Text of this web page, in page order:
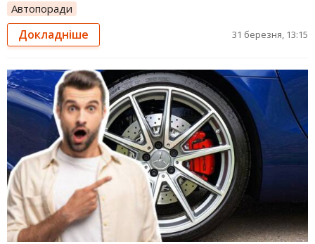
Автопоради
Докладніше 31 березня, 13:15